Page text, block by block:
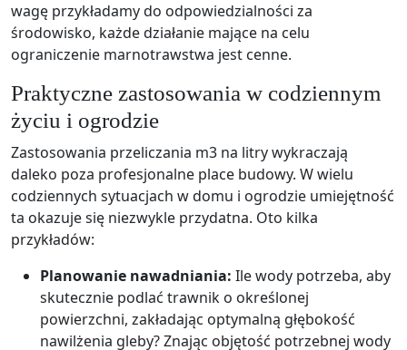
wagę przykładamy do odpowiedzialności za
środowisko, każde działanie mające na celu
ograniczenie marnotrawstwa jest cenne.
Praktyczne zastosowania w codziennym
życiu i ogrodzie
Zastosowania przeliczania m3 na litry wykraczają
daleko poza profesjonalne place budowy. W wielu
codziennych sytuacjach w domu i ogrodzie umiejętność
ta okazuje się niezwykle przydatna. Oto kilka
przykładów:
Planowanie nawadniania: Ile wody potrzeba, aby
skutecznie podlać trawnik o określonej
powierzchni, zakładając optymalną głębokość
nawilżenia gleby? Znając objętość potrzebnej wody